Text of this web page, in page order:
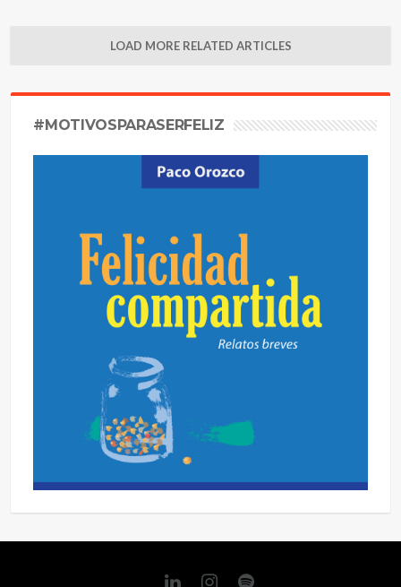
LOAD MORE RELATED ARTICLES
#MOTIVOSPARASERFELIZ